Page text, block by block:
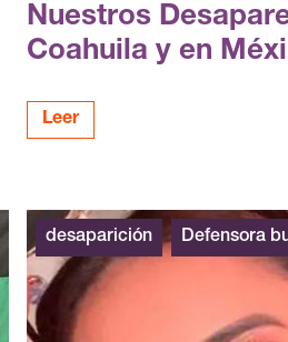
Nuestros
Coahuila y en
Leer
desaparición Defensora